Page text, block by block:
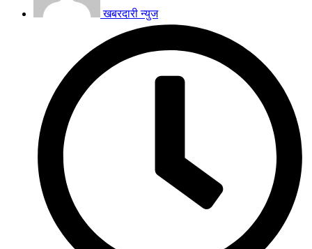
खबरदारी न्युज